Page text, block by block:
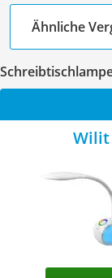
Ähnliche
Wilit